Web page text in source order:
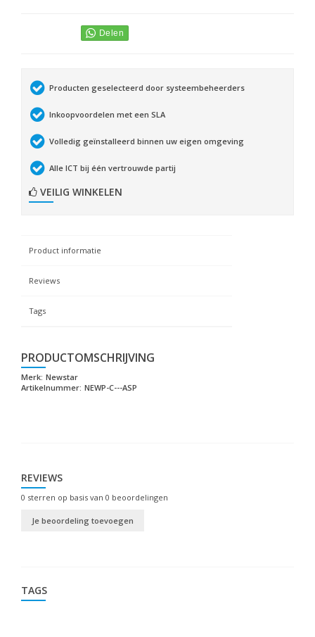
Producten geselecteerd door systeembeheerders
Inkoopvoordelen met een SLA
Volledig geïnstalleerd binnen uw eigen omgeving
Alle ICT bij één vertrouwde partij
VEILIG WINKELEN
Product informatie
Reviews
Tags
PRODUCTOMSCHRIJVING
Merk: Newstar
Artikelnummer: NEWP-C---ASP
REVIEWS
0 sterren op basis van 0 beoordelingen
Je beoordeling toevoegen
TAGS